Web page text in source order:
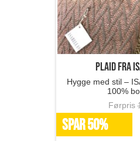
Plaid fra
Hygge med stil –
100%
Førpris
SPAR 50%